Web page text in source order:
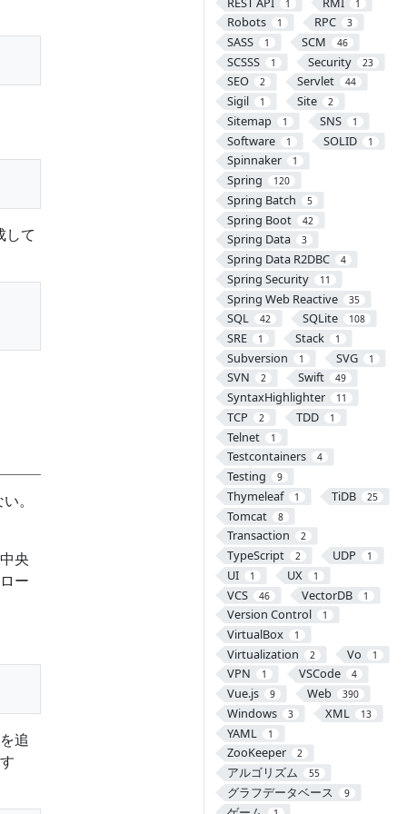
1 1
Robots 1 RPC 3
SASS 1 SCM 46
SCSSS 1 Security 23
SEO 2 Servlet 44
Sigil 1 Site 2
Sitemap 1 SNS 1
Software 1 SOLID 1
Spinnaker 1
Spring 120
Spring Batch 5
Spring Boot 42
Spring Data 3
Spring Data R2DBC 4
Spring Security 11
Spring Web Reactive 35
SQL 42 SQLite 108
SRE 1 Stack 1
Subversion 1 SVG 1
SVN 2 Swift 49
SyntaxHighlighter 11
TCP 2 TDD 1
Telnet 1
Testcontainers 4
Testing 9
Thymeleaf 1 TiDB 25
Tomcat 8
Transaction 2
TypeScript 2 UDP 1
UI 1 UX 1
VCS 46 VectorDB 1
Version Control 1
VirtualBox 1
Virtualization 2 Vo 1
VPN 1 VSCode 4
Vue.js 9 Web 390
Windows 3 XML 13
YAML 1
ZooKeeper 2
アルゴリズム 55
グラフデータベース 9
して
。
央
ー
追